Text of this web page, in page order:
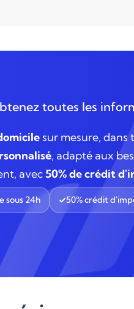
toutes les
sur mesure, dans
, adapté aux
avec50% de crédit
sous 24h 50% crédit